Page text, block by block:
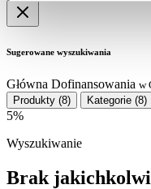
Sugerowane wyszukiwania
Główna Dofinansowania w
Produkty (8) Kategorie (8)
5%
Wyszukiwanie
Brak